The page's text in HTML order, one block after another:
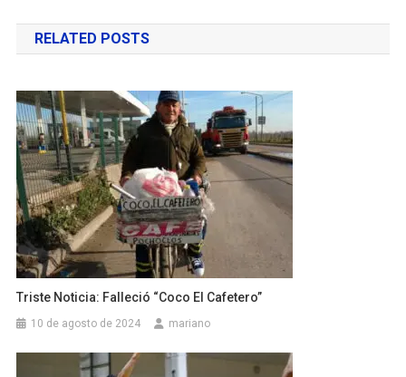
de
entradas
RELATED POSTS
Triste Noticia: Falleció “Coco El Cafetero”
10 de agosto de 2024 mariano